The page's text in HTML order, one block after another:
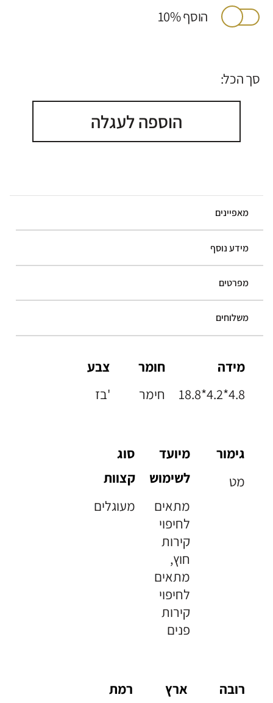
הוסף 10%
סך הכל:
הוספה לעגלה
מאפיינים
מידע נוסף
מפרטים
משלוחים
מידה
18.8*4.2*4.8
חומר
חימר
צבע
בז'
גימור
מט
מיועד
לשימוש
מתאים
לחיפוי
קירות
חוץ,
מתאים
לחיפוי
קירות
פנים
סוג
קצוות
מעוגלים
רובה
ארץ
רמת